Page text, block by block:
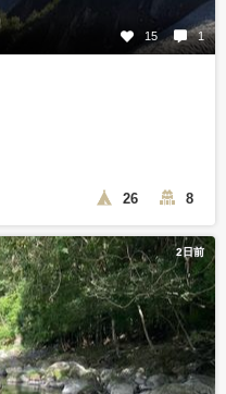
15 1
26 8
2日前